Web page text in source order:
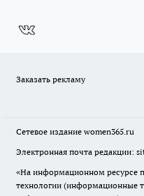
Заказать рекламу
Сетевое издание women365.ru
Электронная почта редакции:
«На информационном ресурсе
технологии (информационные